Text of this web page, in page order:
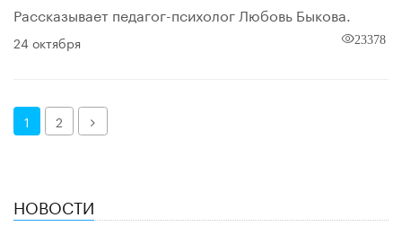
Рассказывает педагог-психолог Любовь Быкова.
24 октября 23378
1 2 Далее
НОВОСТИ